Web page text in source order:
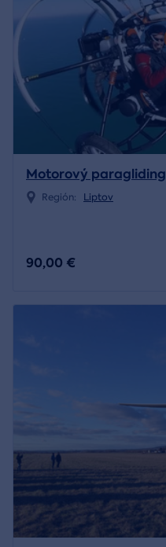
Motorový paragliding
Región: Liptov
90,00 €